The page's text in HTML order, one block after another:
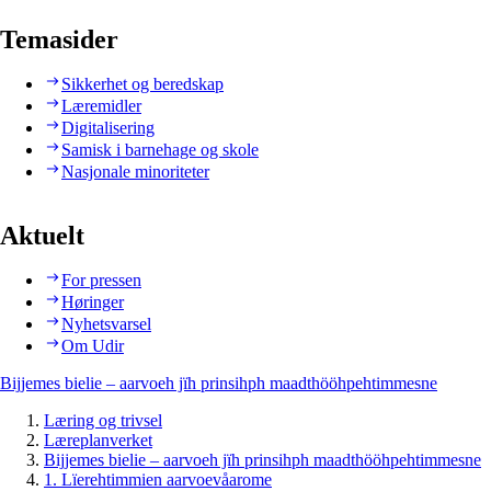
Temasider
Sikkerhet og beredskap
Læremidler
Digitalisering
Samisk i barnehage og skole
Nasjonale minoriteter
Aktuelt
For pressen
Høringer
Nyhetsvarsel
Om Udir
Bijjemes bielie – aarvoeh jïh prinsihph maadthööhpehtimmesne
Læring og trivsel
Læreplanverket
Bijjemes bielie – aarvoeh jïh prinsihph maadthööhpehtimmesne
1. Lïerehtimmien aarvoevåarome